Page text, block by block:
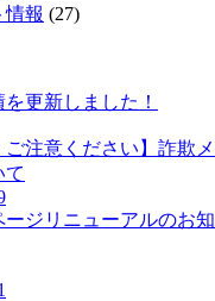
情報 (27)
更新しました！
ご注意ください】詐欺
て
ージリニューアルのお